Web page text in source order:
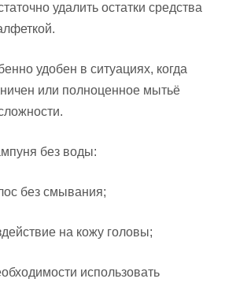
удалить остатки средства
удобен в ситуациях, когда
или полноценное мытьё
без воды:
без смывания;
на кожу головы;
использовать